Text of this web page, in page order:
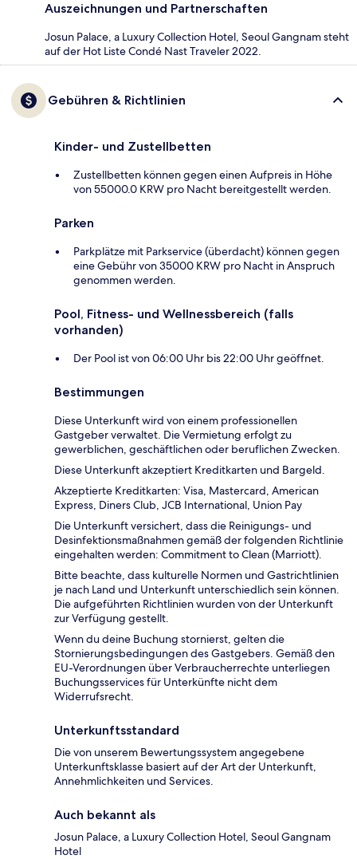
Auszeichnungen und Partnerschaften
Josun Palace, a Luxury Collection Hotel, Seoul Gangnam steht
auf der Hot Liste Condé Nast Traveler 2022.
Gebühren & Richtlinien
Kinder- und Zustellbetten
Zustellbetten können gegen einen Aufpreis in Höhe
von 55000.0 KRW pro Nacht bereitgestellt werden.
Parken
Parkplätze mit Parkservice (überdacht) können gegen
eine Gebühr von 35000 KRW pro Nacht in Anspruch
genommen werden.
Pool, Fitness- und Wellnessbereich (falls
vorhanden)
Der Pool ist von 06:00 Uhr bis 22:00 Uhr geöffnet.
Bestimmungen
Diese Unterkunft wird von einem professionellen
Gastgeber verwaltet. Die Vermietung erfolgt zu
gewerblichen, geschäftlichen oder beruflichen Zwecken.
Diese Unterkunft akzeptiert Kreditkarten und Bargeld.
Akzeptierte Kreditkarten: Visa, Mastercard, American
Express, Diners Club, JCB International, Union Pay
Die Unterkunft versichert, dass die Reinigungs- und
Desinfektionsmaßnahmen gemäß der folgenden Richtlinie
eingehalten werden: Commitment to Clean (Marriott).
Bitte beachte, dass kulturelle Normen und Gastrichtlinien
je nach Land und Unterkunft unterschiedlich sein können.
Die aufgeführten Richtlinien wurden von der Unterkunft
zur Verfügung gestellt.
Wenn du deine Buchung stornierst, gelten die
Stornierungsbedingungen des Gastgebers. Gemäß den
EU-Verordnungen über Verbraucherrechte unterliegen
Buchungsservices für Unterkünfte nicht dem
Widerrufsrecht.
Unterkunftsstandard
Die von unserem Bewertungssystem angegebene
Unterkunftsklasse basiert auf der Art der Unterkunft,
Annehmlichkeiten und Services.
Auch bekannt als
Josun Palace, a Luxury Collection Hotel, Seoul Gangnam
Hotel